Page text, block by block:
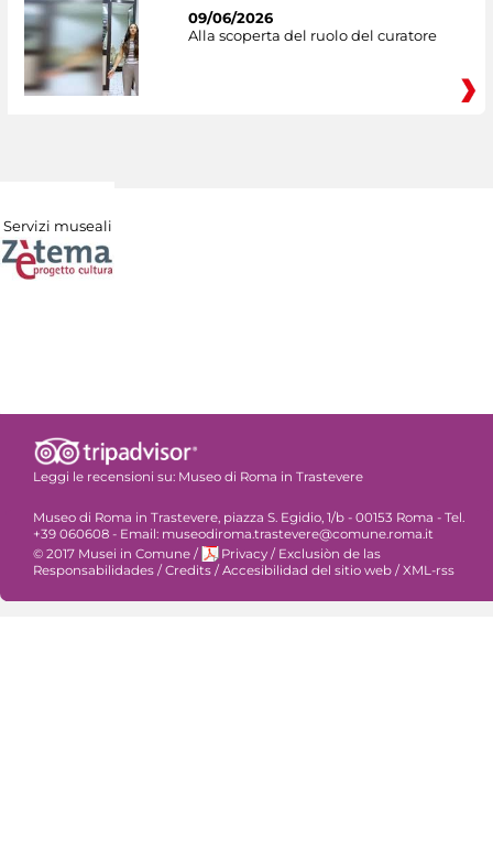
09/06/2026
Alla scoperta del ruolo del curatore
Servizi museali
Leggi le recensioni su: Museo di Roma in Trastevere
Museo di Roma in Trastevere, piazza S. Egidio, 1/b - 00153 Roma - Tel.
+39 060608 - Email: museodiroma.trastevere@comune.roma.it
© 2017 Musei in Comune / Privacy / Exclusiòn de las
Responsabilidades / Credits / Accesibilidad del sitio web / XML-rss